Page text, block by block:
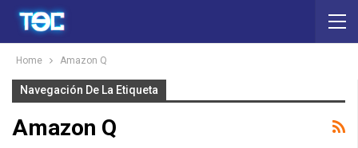
Home Amazon Q
Navegación De La Etiqueta
Amazon Q